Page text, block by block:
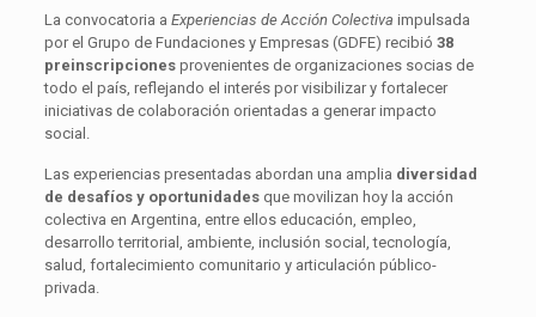
La convocatoria a Experiencias de Acción Colectiva impulsada
por el Grupo de Fundaciones y Empresas (GDFE) recibió 38
preinscripcionesprovenientes de organizaciones socias de
todo el país, reflejando el interés por visibilizar y fortalecer
iniciativas de colaboración orientadas a generar impacto
social.
Las experiencias presentadas abordan una amplia diversidad
de desafíos y oportunidadesque movilizan hoy la acción
colectiva en Argentina, entre ellos educación, empleo,
desarrollo territorial, ambiente, inclusión social, tecnología,
salud, fortalecimiento comunitario y articulación público-
privada.